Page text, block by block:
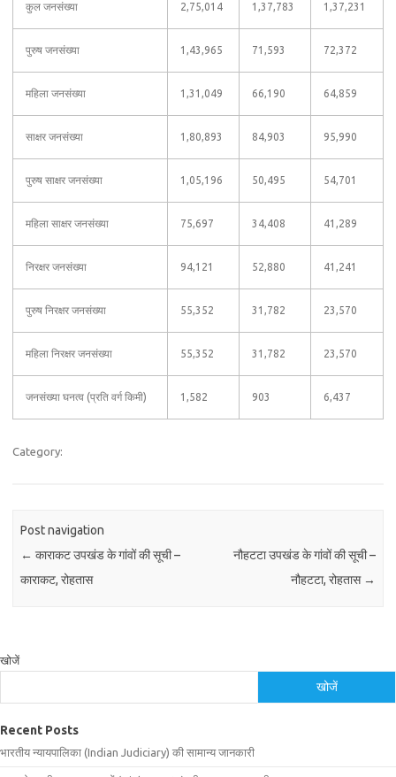
कुल जनसंख्या 2,75,014 1,37,783 1,37,231
पुरुष जनसंख्या 1,43,965 71,593 72,372
महिला जनसंख्या 1,31,049 66,190 64,859
साक्षर जनसंख्या 1,80,893 84,903 95,990
पुरुष साक्षर जनसंख्या 1,05,196 50,495 54,701
महिला साक्षर जनसंख्या 75,697 34,408 41,289
निरक्षर जनसंख्या 94,121 52,880 41,241
पुरुष निरक्षर जनसंख्या 55,352 31,782 23,570
महिला निरक्षर जनसंख्या 55,352 31,782 23,570
जनसंख्या घनत्व (प्रति वर्ग किमी) 1,582 903 6,437
Category:
Post navigation
← काराकट उपखंड के गांवों की सूची –
काराकट, रोहतास
नौहटटा उपखंड के गांवों की सूची –
नौहटटा, रोहतास →
खोजें
खोजें
Recent Posts
भारतीय न्यायपालिका (Indian Judiciary) की सामान्य जानकारी